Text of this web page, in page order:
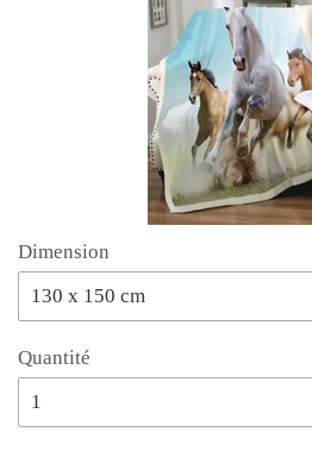
Dimension
Quantité